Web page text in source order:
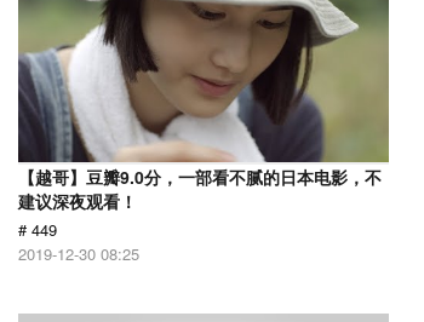
【越哥】豆瓣9.0分，一部看不腻的日本电影，不
建议深夜观看！
# 449
2019-12-30 08:25